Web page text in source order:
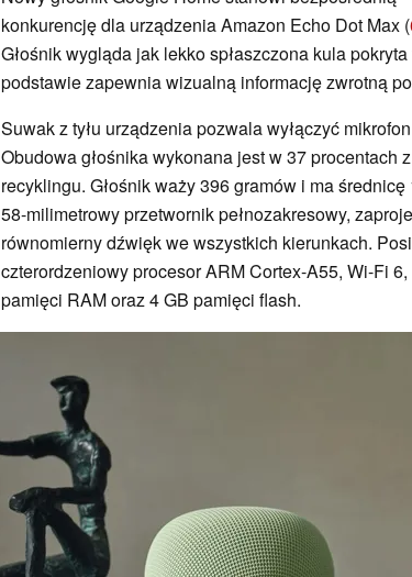
konkurencję dla urządzenia Amazon Echo Dot Max (
Głośnik wygląda jak lekko spłaszczona kula
podstawie zapewnia wizualną informację zwrotną
Suwak z tyłu urządzenia pozwala wyłączyć
Obudowa głośnika wykonana jest w 37 procentach
recyklingu. Głośnik waży 396 gramów i ma
58-milimetrowy przetwornik pełnozakresowy,
równomierny dźwięk we wszystkich kierunkach.
czterordzeniowy procesor ARM Cortex-A55, Wi-Fi
pamięci RAM oraz 4 GB pamięci flash.